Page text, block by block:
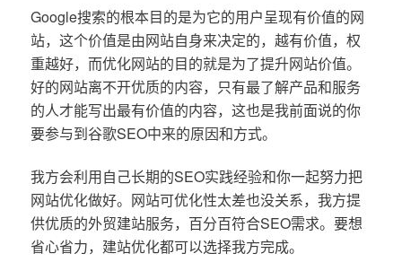
Google搜索的根本目的是为它的用户呈现有价值的网
站，这个价值是由网站自身来决定的，越有价值，权
重越好，而优化网站的目的就是为了提升网站价值。
好的网站离不开优质的内容，只有最了解产品和服务
的人才能写出最有价值的内容，这也是我前面说的你
要参与到谷歌SEO中来的原因和方式。
我方会利用自己长期的SEO实践经验和你一起努力把
网站优化做好。网站可优化性太差也没关系，我方提
供优质的外贸建站服务，百分百符合SEO需求。要想
省心省力，建站优化都可以选择我方完成。